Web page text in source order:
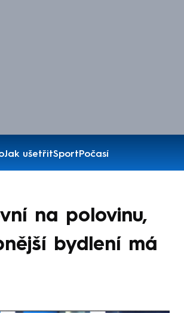
Jak ušetřitSportPočasí
na polovinu,
bydlení má